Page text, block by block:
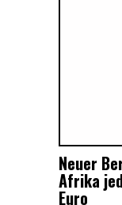
Neuer
Afrika
Euro